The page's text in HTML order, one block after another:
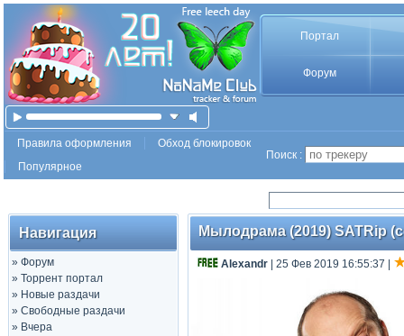
Портал
Форум
Правила оформления
Обход блокировок
Популярное
Поиск :
Навигация
» Форум
» Торрент портал
» Новые раздачи
» Свободные раздачи
» Вчера
Мылодрама (2019) SATRip
Аlехаndr | 25 Фев 2019 16:55:37